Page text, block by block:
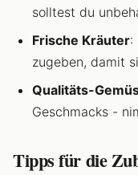
solltest du
Frische Kräuter:
zugeben, damit
Qualitäts-
Geschmacks -
Tipps für die